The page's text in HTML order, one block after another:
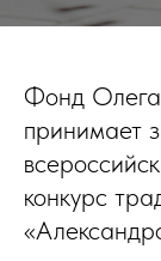
Фонд
принимает
конкурс